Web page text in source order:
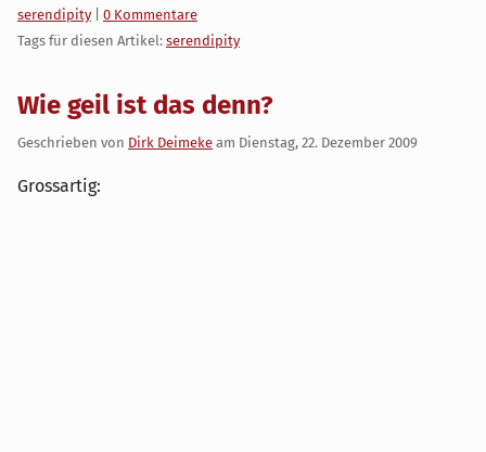
Kategorien:
serendipity| 0 Kommentare
Tags für diesen Artikel: serendipity
Wie geil ist das denn?
Geschrieben von Dirk Deimeke am Dienstag, 22. Dezember 2009
Grossartig: